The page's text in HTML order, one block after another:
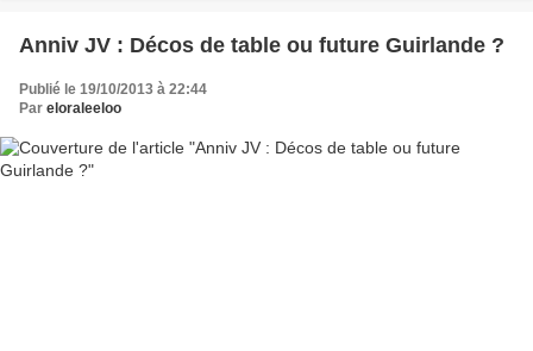
Anniv JV : Décos de table ou future Guirlande ?
Publié le 19/10/2013 à 22:44
Par eloraleeloo